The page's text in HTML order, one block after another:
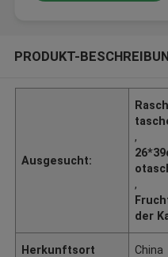
PRODUKT-
Ausgesucht:
,
,
der
Herkunftsort China